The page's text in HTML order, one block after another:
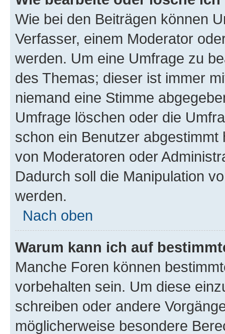
Wie bei den Beiträgen können
Verfasser, einem Moderator
werden. Um eine Umfrage zu
des Themas; dieser ist immer
niemand eine Stimme
Umfrage löschen oder die
schon ein Benutzer
von Moderatoren oder
Dadurch soll die Manipulation
werden.
Nach oben
Warum kann ich auf
Manche Foren können
vorbehalten sein. Um diese
schreiben oder andere
möglicherweise besondere